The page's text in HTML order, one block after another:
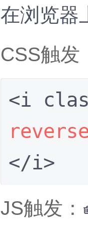
在浏览器
CSS触发
</i>
JS触发：